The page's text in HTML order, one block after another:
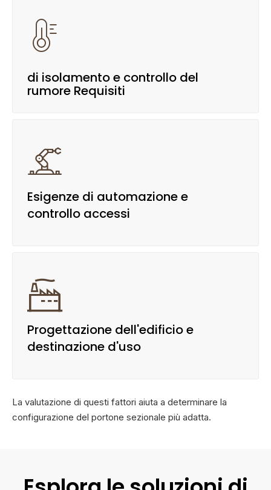

di isolamento e controllo del
rumore Requisiti

Esigenze di automazione e
controllo accessi

Progettazione dell'edificio e
destinazione d'uso
La valutazione di questi fattori aiuta a determinare la
configurazione del portone sezionale più adatta.